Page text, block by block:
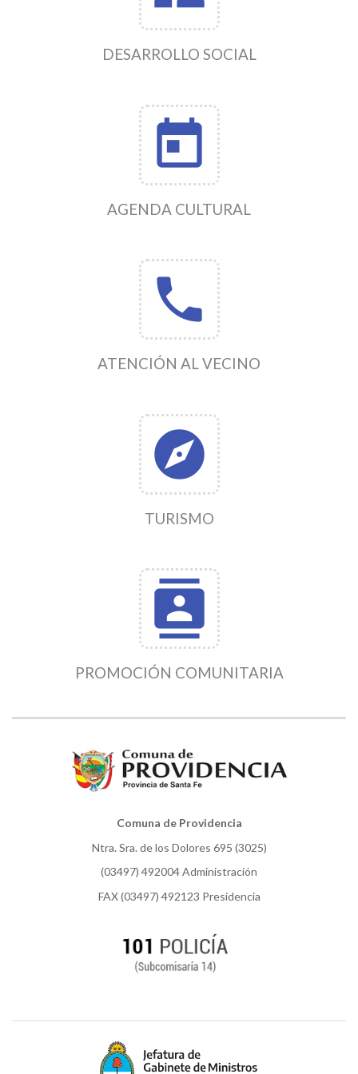
DESARROLLO SOCIAL
today
AGENDA CULTURAL
phone
ATENCIÓN AL VECINO
explore
TURISMO
contacts
PROMOCIÓN COMUNITARIA
Comuna de Providencia
Ntra. Sra. de los Dolores 695 (3025)
(03497) 492004 Administración
FAX (03497) 492123 Presidencia